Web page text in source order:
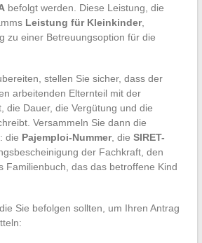
befolgt werden. Diese Leistung, die
Leistung für Kleinkinder,
zu einer Betreuungsoption für die
stellen Sie sicher, dass der
arbeitenden Elternteil mit der
die Dauer, die Vergütung und die
Versammeln Sie dann die
die Pajemploi-Nummer, die SIRET-
der Fachkraft, den
Familienbuch, das das betroffene Kind
Sie befolgen sollten, um Ihren Antrag